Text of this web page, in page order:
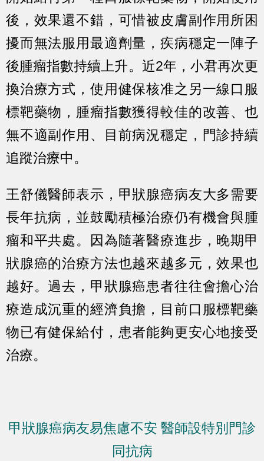
後，效果還不錯，可惜被皮膚副作用所困
擾而無法服用最適劑量，疾病穩定一陣子
後腫瘤指數持續上升。近2年，小君再次更
換治療方式，使用健保核准之另一線口服
標靶藥物，腫瘤指數獲得較佳的改善、也
無不適副作用、目前病況穩定，門診持續
追蹤治療中。
王舒儀醫師表示，甲狀腺癌病友大多需要
長年抗病，並鼓勵積極治療仍有機會與腫
瘤和平共處。因為隨著醫療進步，晚期甲
狀腺癌的治療方法也越來越多元，效果也
越好。過去，甲狀腺癌患者往往會擔心治
療造成沉重的經濟負擔，目前口服標靶藥
物已有健保給付，患者能夠更安心地接受
治療。
甲狀腺癌病友易焦慮不安 醫師設特別門診
同抗病